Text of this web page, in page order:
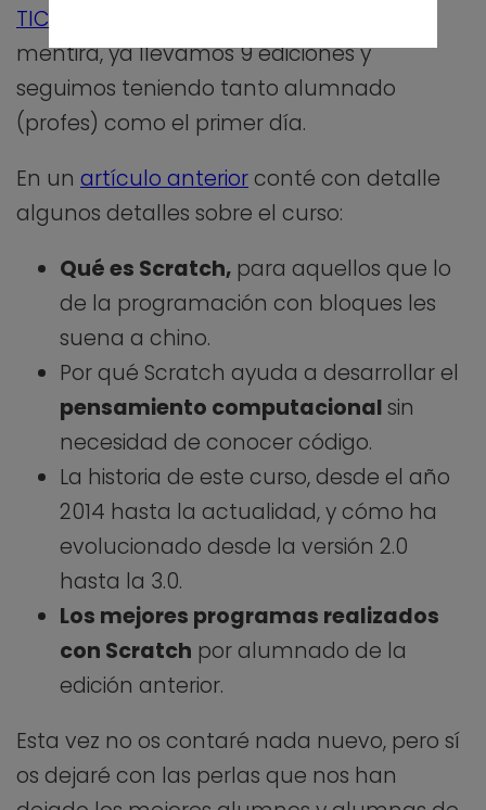
TIC
mentira, ya llevamos 9 ediciones y
seguimos teniendo tanto alumnado
(profes) como el primer día.
En un artículo anteriorconté con detalle
algunos detalles sobre el curso:
Qué es Scratch, para aquellos que lo
de la programación con bloques les
suena a chino.
Por qué Scratch ayuda a desarrollar el
pensamiento computacionalsin
necesidad de conocer código.
La historia de este curso, desde el año
2014 hasta la actualidad, y cómo ha
evolucionado desde la versión 2.0
hasta la 3.0.
Los mejores programas realizados
con Scratch por alumnado de la
edición anterior.
Esta vez no os contaré nada nuevo, pero sí
os dejaré con las perlas que nos han